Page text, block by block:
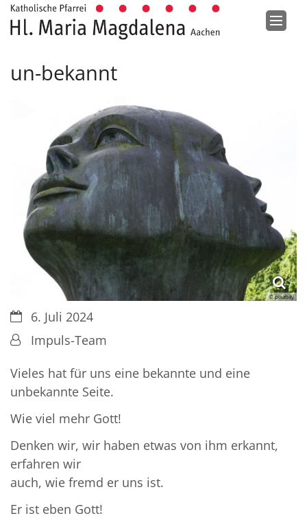
Zum Inhalt springen
un-bekannt
© pixabay
Datum:6. Juli 2024
Von:Impuls-Team
Vieles hat für uns eine bekannte und eine
unbekannte Seite.
Wie viel mehr Gott!
Denken wir, wir haben etwas von ihm erkannt,
erfahren wir
auch, wie fremd er uns ist.
Er ist eben Gott!